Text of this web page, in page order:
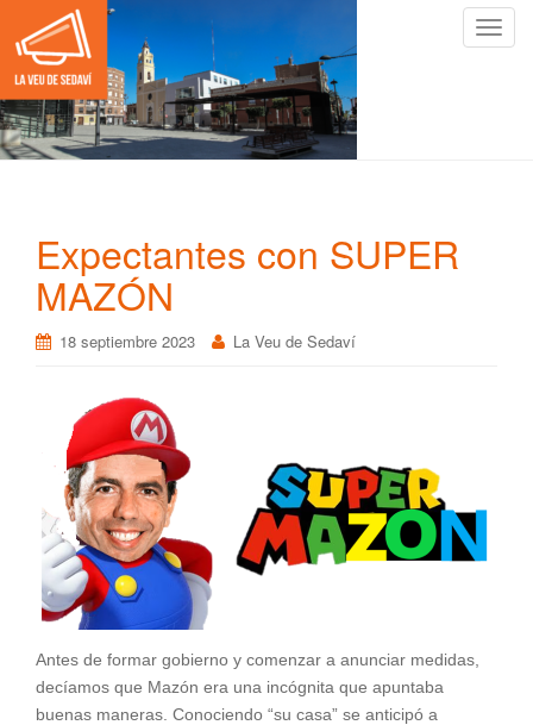
C
Expectantes con SUPER
MAZÓN
18 septiembre 2023 La Veu de Sedaví
Antes de formar gobierno y comenzar a anunciar medidas,
decíamos que Mazón era una incógnita que apuntaba
buenas maneras. Conociendo “su casa” se anticipó a